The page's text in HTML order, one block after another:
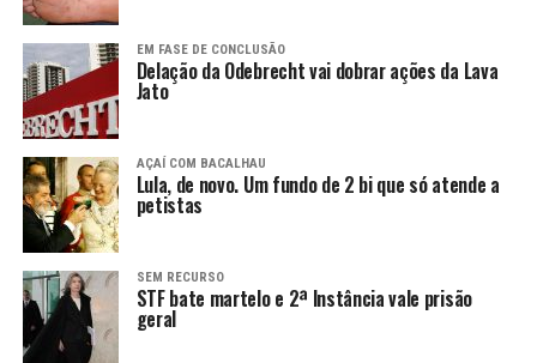
EM FASE DE CONCLUSÃO
Delação da Odebrecht vai dobrar ações da Lava
Jato
AÇAÍ COM BACALHAU
Lula, de novo. Um fundo de 2 bi que só atende a
petistas
SEM RECURSO
STF bate martelo e 2ª Instância vale prisão
geral